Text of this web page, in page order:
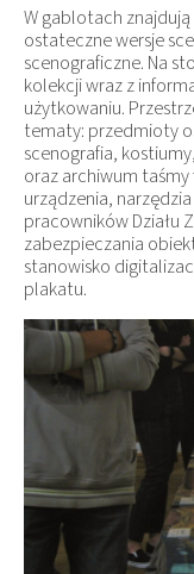
W gablotach
ostateczne wersje
scenograficzne. Na
kolekcji wraz z
użytkowaniu.
tematy: przedmioty
scenografia,
oraz archiwum
urządzenia,
pracowników Działu
zabezpieczania
stanowisko
plakatu.